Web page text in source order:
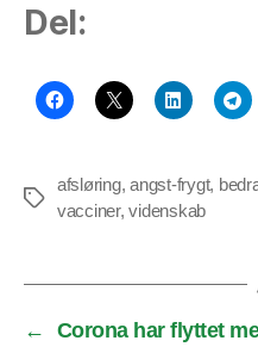
Del:
Tags
afsløring,angst-frygt,
vacciner,videnskab
←
Corona har flyttet